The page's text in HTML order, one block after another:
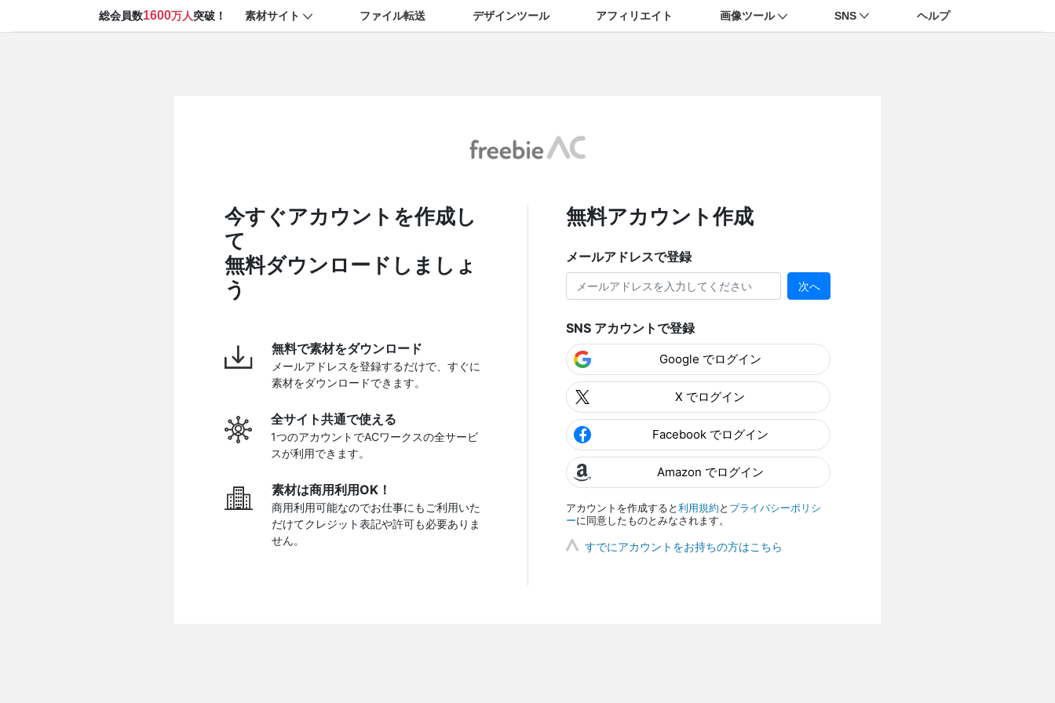
総会員数1600万人突破！ 素材サイト ファイル転送 デザインツール アフィリエイト 画像ツール SNS ヘルプ
今すぐアカウントを作成し
て
無料ダウンロードしましょ
う
無料で素材をダウンロード
メールアドレスを登録するだけで、すぐに
素材をダウンロードできます。
全サイト共通で使える
1つのアカウントでACワークスの全サービ
スが利用できます。
素材は商用利用OK！
商用利用可能なのでお仕事にもご利用いた
だけてクレジット表記や許可も必要ありま
せん。
無料アカウント作成
メールアドレスで登録
次へ
SNS アカウントで登録
Google でログイン
X でログイン
Facebook でログイン
Amazon でログイン
アカウントを作成すると 利用規約 と プライバシーポリシ
ーに同意したものとみなされます。
すでにアカウントをお持ちの方はこちら